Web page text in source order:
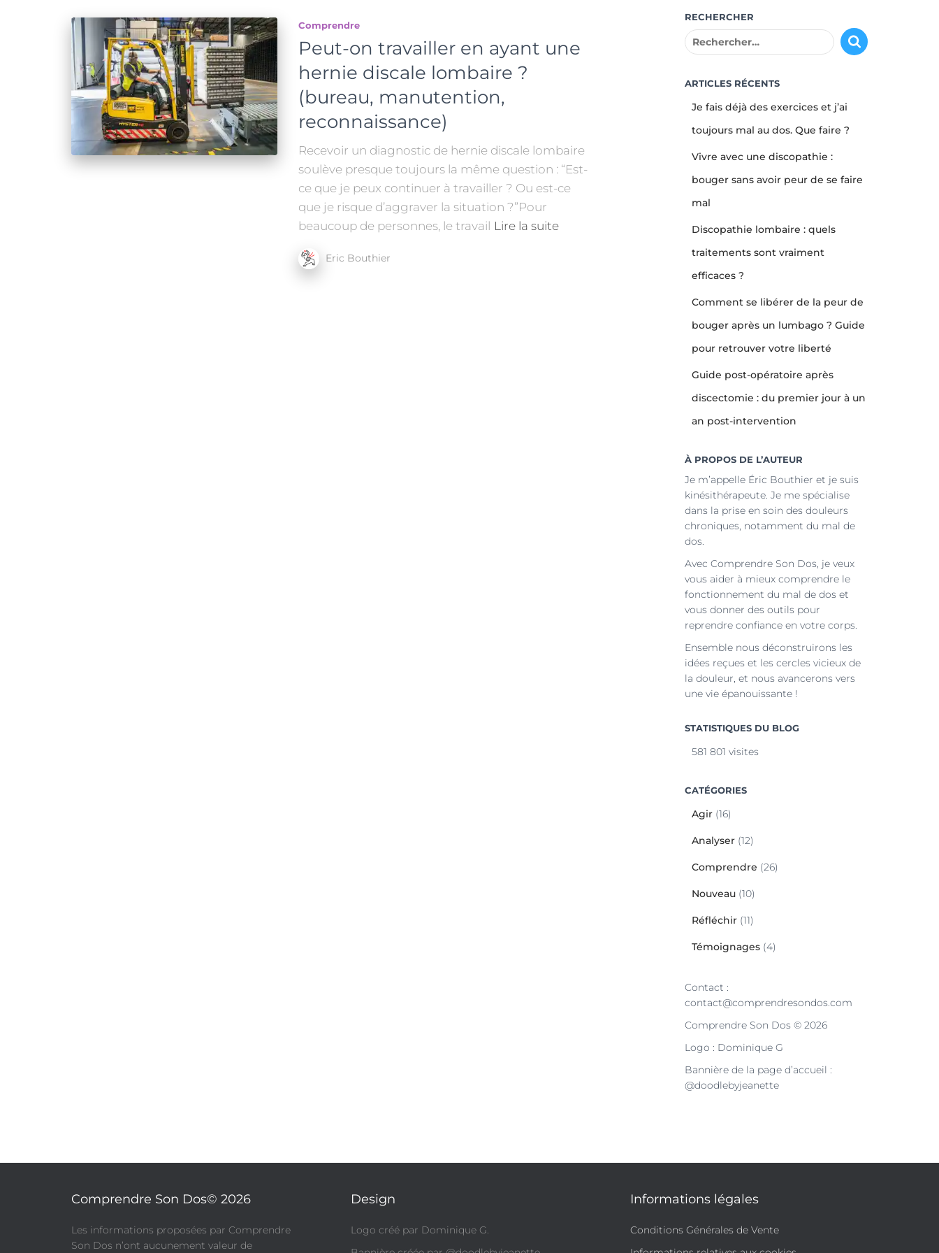
Comprendre
Peut-on travailler en ayant une
hernie discale lombaire ?
(bureau, manutention,
reconnaissance)
Recevoir un diagnostic de hernie discale lombaire
soulève presque toujours la même question : “Est-
ce que je peux continuer à travailler ? Ou est-ce
que je risque d’aggraver la situation ?”Pour
beaucoup de personnes, le travail Lire la suite
Eric Bouthier
RECHERCHER
R
h
ARTICLES RÉCENTS
Je fais déjà des exercices et j’ai
toujours mal au dos. Que faire ?
Vivre avec une discopathie :
bouger sans avoir peur de se faire
mal
Discopathie lombaire : quels
traitements sont vraiment
efficaces ?
Comment se libérer de la peur de
bouger après un lumbago ? Guide
pour retrouver votre liberté
Guide post-opératoire après
discectomie : du premier jour à un
an post-intervention
À PROPOS DE L’AUTEUR
Je m’appelle Éric Bouthier et je suis
kinésithérapeute. Je me spécialise
dans la prise en soin des douleurs
chroniques, notamment du mal de
dos.
Avec Comprendre Son Dos, je veux
vous aider à mieux comprendre le
fonctionnement du mal de dos et
vous donner des outils pour
reprendre confiance en votre corps.
Ensemble nous déconstruirons les
idées reçues et les cercles vicieux de
la douleur, et nous avancerons vers
une vie épanouissante !
STATISTIQUES DU BLOG
581 801 visites
CATÉGORIES
Agir(16)
Analyser(12)
Comprendre (26)
Nouveau(10)
Réfléchir(11)
Témoignages(4)
Contact :
contact@comprendresondos.com
Comprendre Son Dos © 2026
Logo : Dominique G
Bannière de la page d’accueil :
@doodlebyjeanette
Comprendre Son Dos© 2026
​Les informations proposées par Comprendre
Son Dos n’ont aucunement valeur de
Design
Logo créé par Dominique G.
Informations légales
Conditions Générales de Vente